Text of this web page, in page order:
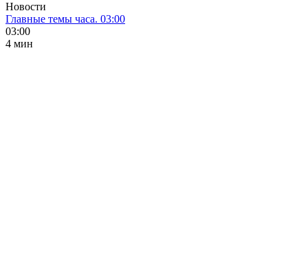
Новости
Главные темы часа. 03:00
03:00
4 мин